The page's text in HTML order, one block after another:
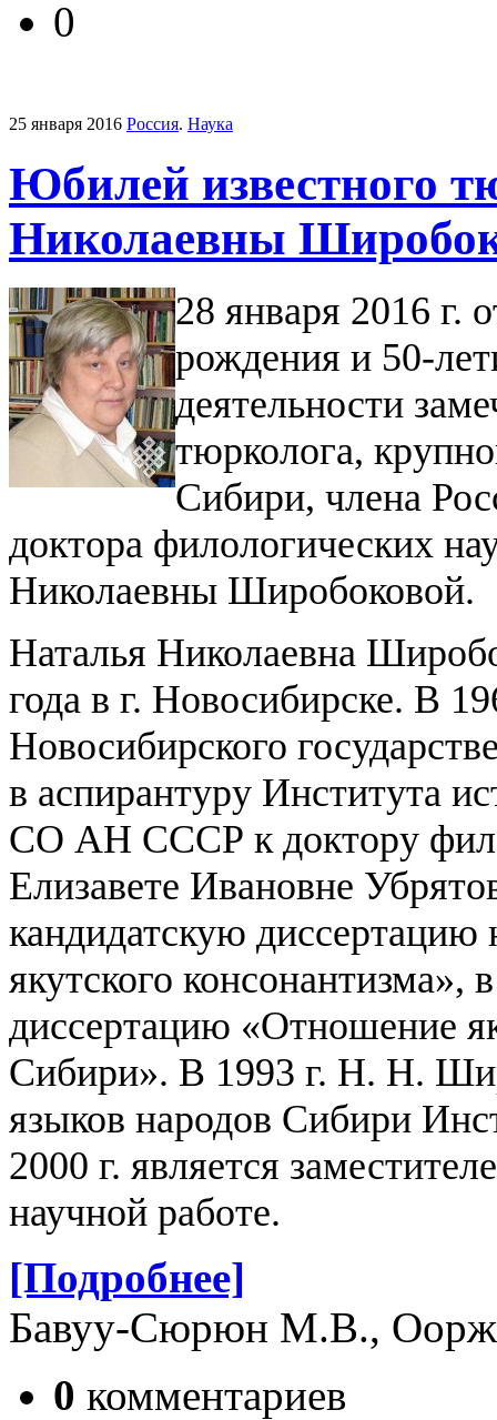
0
25 января 2016 Россия. Наука
Юбилей известного
Николаевны
28 января 2016 г.
рождения и 50-
деятельности
тюрколога,
Сибири, члена
доктора филологических
Николаевны Широбоковой.
Наталья Николаевна
года в г. Новосибирске. В
Новосибирского
в аспирантуру Института
СО АН СССР к доктору
Елизавете Ивановне
кандидатскую диссертацию
якутского консонантизма»,
диссертацию «Отношение
Сибири». В 1993 г. Н. Н.
языков народов Сибири
2000 г. является
научной работе.
[Подробнее]
Бавуу-Сюрюн М.В.,
0 комментариев